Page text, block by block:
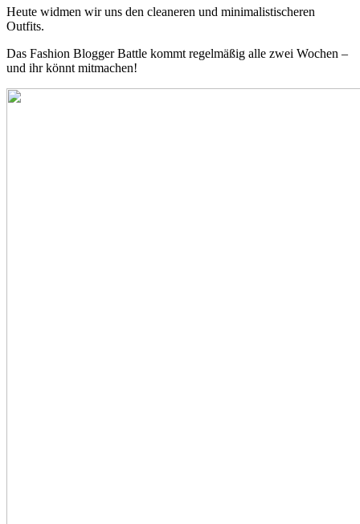
Heute widmen wir uns den cleaneren und minimalistischeren
Outfits.
Das Fashion Blogger Battle kommt regelmäßig alle zwei Wochen –
und ihr könnt mitmachen!